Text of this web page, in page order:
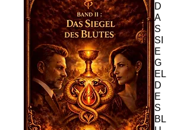
D
A
S
SI
E
G
EL
D
E
S
BL